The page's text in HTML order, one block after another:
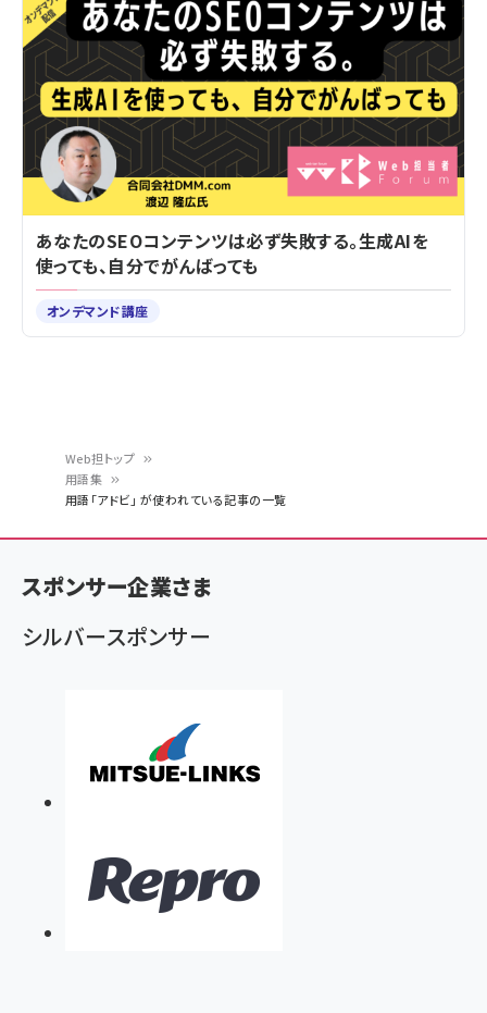
ン
く
ず
Web担トップ
用語集
用語「アドビ」 が使われている記事の一覧
あなたのSEOコンテンツは必ず失敗する。生成AIを
使っても、自分でがんばっても
オンデマンド講座
スポンサー企業さま
シルバースポンサー